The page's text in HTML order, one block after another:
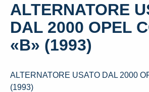
ALTERNATORE
DAL 2000 OPEL
«B» (1993)
ALTERNATORE USATO DAL 2000
(1993)